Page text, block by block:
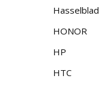
Hasselblad
HONOR
HP
HTC